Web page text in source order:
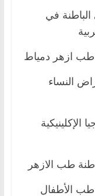
في
طب ازهر دمياط
النساء
الإكلينيكية
طب الازهر
طب الأطفال